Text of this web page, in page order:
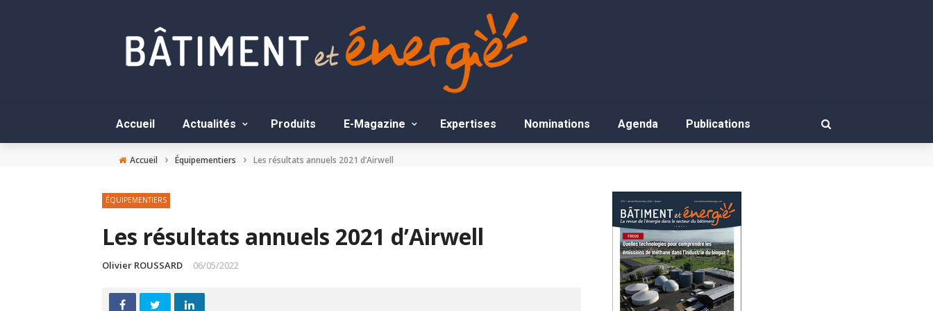
Accueil Actualités Produits E-Magazine Expertises Nominations Agenda Publications
Accueil › Équipementiers › Les résultats annuels 2021 d’Airwell
ÉQUIPEMENTIERS
Les résultats annuels 2021 d’Airwell
Olivier ROUSSARD 06/05/2022